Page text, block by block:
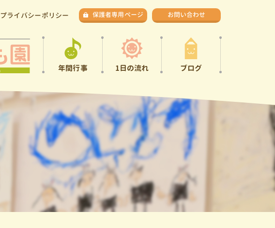
プライバシーポリシー 保護者専用ページ お問い合わせ
年間行事 1日の流れ ブログ